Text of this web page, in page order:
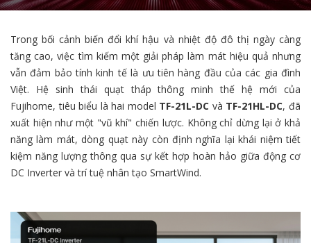
Trong bối cảnh biến đổi khí hậu và nhiệt độ đô thị ngày càng
tăng cao, việc tìm kiếm một giải pháp làm mát hiệu quả nhưng
vẫn đảm bảo tính kinh tế là ưu tiên hàng đầu của các gia đình
Việt. Hệ sinh thái quạt tháp thông minh thế hệ mới của
Fujihome, tiêu biểu là hai model TF-21L-DC và TF-21HL-DC, đã
xuất hiện như một "vũ khí" chiến lược. Không chỉ dừng lại ở khả
năng làm mát, dòng quạt này còn định nghĩa lại khái niệm tiết
kiệm năng lượng thông qua sự kết hợp hoàn hảo giữa động cơ
DC Inverter và trí tuệ nhân tạo SmartWind.